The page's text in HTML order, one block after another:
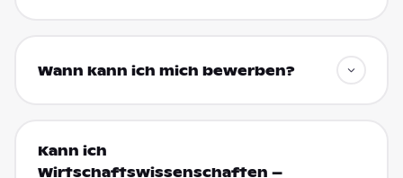
Wann kann ich mich bewerben?
Kann ich
Wirtschaftswissenschaften –